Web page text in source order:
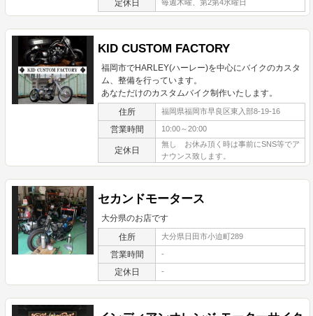
定休日 毎週木曜、第2第4水曜日
KID CUSTOM FACTORY
福岡市でHARLEY(ハーレー)を中心にバイクのカスタ
ム、整備を行っています。
あなただけのカスタムバイク制作いたします。
住所 福岡県福岡市早良区東入部8-19-16
営業時間 10:00～20:00
定休日
無し お休み頂く時は事前にSNS等でア
ナウンス致します。
セカンドモータース
大分県のお店です
住所 大分県日田市小迫町289
営業時間 -
定休日 -